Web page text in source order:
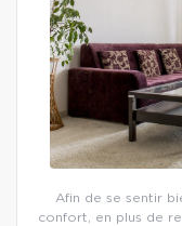
Afin de se sentir
confort, en plus de